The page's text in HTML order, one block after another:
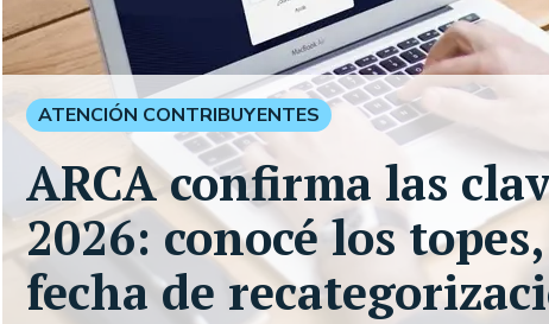
ATENCIÓN CONTRIBUYENTES
ARCA confirma las
2026: conocé los
fecha de